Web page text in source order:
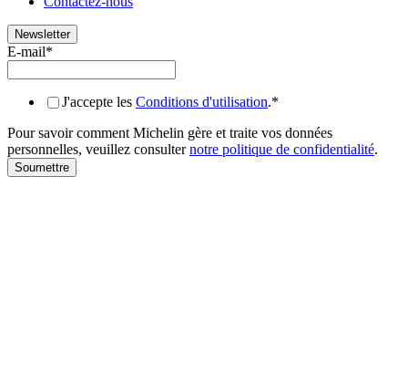
Newsletter
E-mail*
J'accepte les Conditions d'utilisation.*
Pour savoir comment Michelin gère et traite vos données
personnelles, veuillez consulternotre politique de confidentialité.